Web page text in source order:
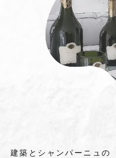
建築とシャンパーニュの